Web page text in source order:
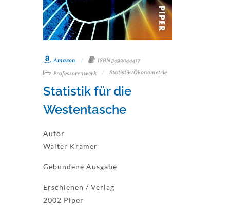
Amazon
ISBN 3492044417
Professorenwerk
Statistik/Ökonometrie
Statistik für die
Westentasche
Autor
Walter Krämer
Gebundene Ausgabe
Erschienen / Verlag
2002 Piper